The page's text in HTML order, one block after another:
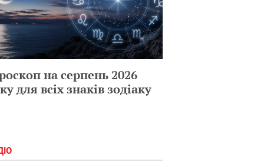
на серпень 2026
для всіх знаків зодіаку